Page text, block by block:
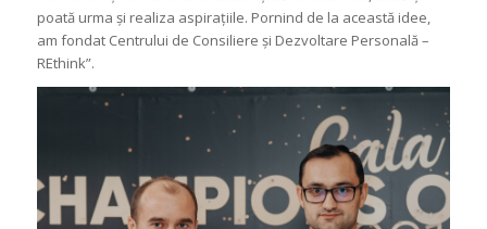
poată urma și realiza aspirațiile. Pornind de la această idee,
am fondat Centrului de Consiliere și Dezvoltare Personală –
REthink”.